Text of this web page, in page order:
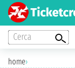
Cerca
home›